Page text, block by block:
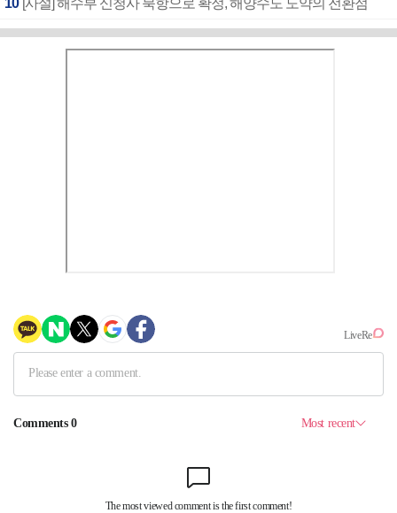
10 [사설] 해수부 신청사 북항으로 확정, 해양수도 도약의 전환점